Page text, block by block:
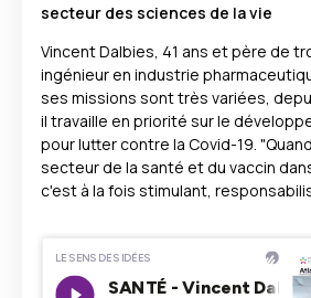
secteur des sciences de la vie
Vincent Dalbies, 41 ans et père de
ingénieur en industrie
ses missions sont très variées,
il travaille en priorité sur le
pour lutter contre la Covid-19.
secteur de la santé et du vaccin
c'est à la fois stimulant,